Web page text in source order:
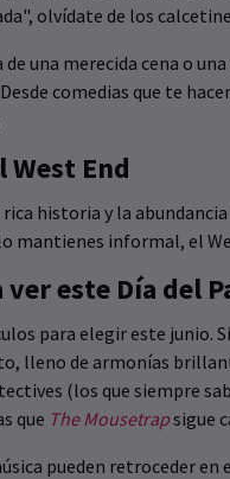
olvídate de los
una merecida cena o
comedias que te
West End
historia y la
mantienes informal, el
este Día del
para elegir este junio.
lleno de armonías
(los que siempre
que The Mousetrapsigue
pueden retroceder en